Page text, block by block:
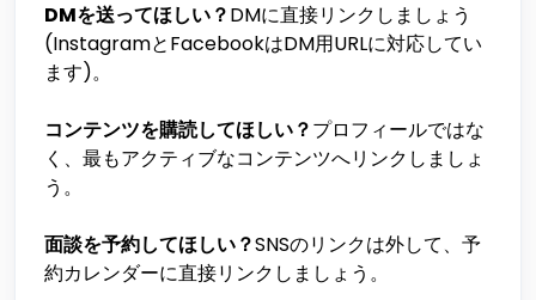
DMを送ってほしい？DMに直接リンクしましょう
(InstagramとFacebookはDM用URLに対応してい
ます)。
コンテンツを購読してほしい？プロフィールではな
く、最もアクティブなコンテンツへリンクしましょ
う。
面談を予約してほしい？SNSのリンクは外して、予
約カレンダーに直接リンクしましょう。